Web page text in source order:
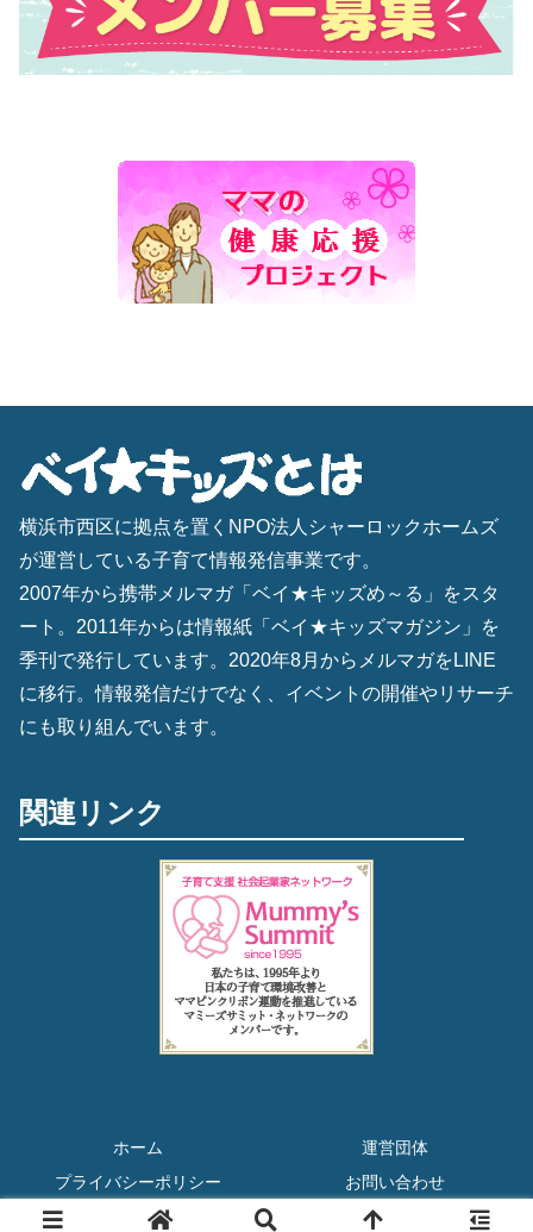
横浜市西区に拠点を置くNPO法人シャーロックホームズ
が運営している子育て情報発信事業です。
2007年から携帯メルマガ「ベイ★キッズめ～る」をスタ
ート。2011年からは情報紙「ベイ★キッズマガジン」を
季刊で発行しています。2020年8月からメルマガをLINE
に移行。情報発信だけでなく、イベントの開催やリサーチ
にも取り組んでいます。
関連リンク
ホーム
運営団体
プライバシーポリシー
お問い合わせ
Copyright © 2020 BAY★KIDS All Rights Reserved.